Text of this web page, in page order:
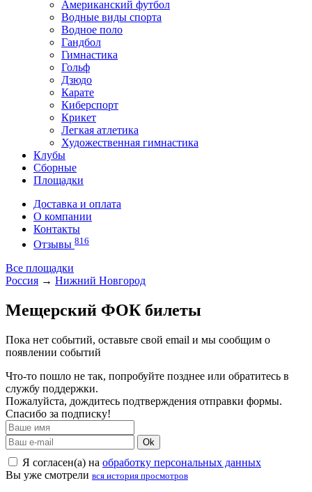
Американский футбол
Водные виды спорта
Водное поло
Гандбол
Гимнастика
Гольф
Дзюдо
Карате
Киберспорт
Крикет
Легкая атлетика
Художественная гимнастика
Клубы
Сборные
Площадки
Доставка и оплата
О компании
Контакты
Отзывы 816
Все площадки
Россия → Нижний Новгород
Мещерский ФОК билеты
Пока нет событий, оставьте свой email и мы сообщим о
появлении событий
Что-то пошло не так, попробуйте позднее или обратитесь в
службу поддержки.
Пожалуйста, дождитесь подтверждения отправки формы.
Спасибо за подписку!
Ok
Я согласен(а) на обработку персональных данных
Вы уже смотрели вся история просмотров